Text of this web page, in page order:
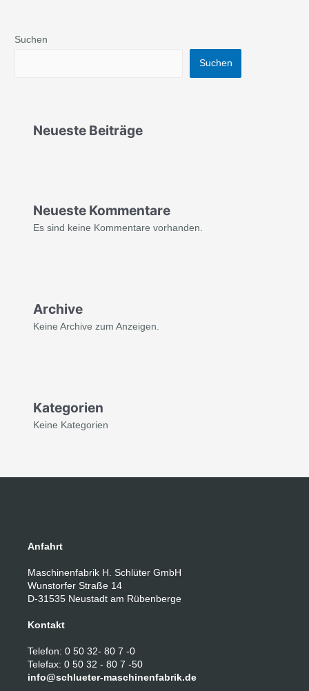
Suchen
Suchen
Neueste Beiträge
Neueste Kommentare
Es sind keine Kommentare vorhanden.
Archive
Keine Archive zum Anzeigen.
Kategorien
Keine Kategorien
Anfahrt
Maschinenfabrik H. Schlüter GmbH
Wunstorfer Straße 14
D-31535 Neustadt am Rübenberge
Kontakt
Telefon: 0 50 32- 80 7 -0
Telefax: 0 50 32 - 80 7 -50
info@schlueter-maschinenfabrik.de